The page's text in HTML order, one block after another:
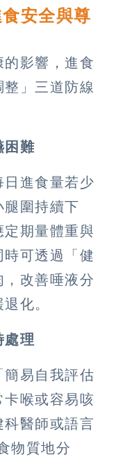
安全與尊
影響，進食
」三道防線
困難
日進食量若少
圍持續下
期量體重與
可透過「健
改善唾液分
化。
處理
簡易自我評估
喉或容易咳
科醫師或語言
物質地分